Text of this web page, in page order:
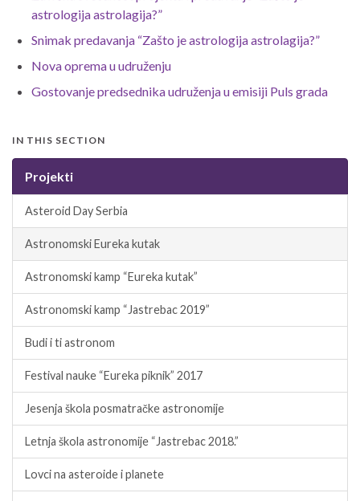
astrologija astrolagija?”
Snimak predavanja “Zašto je astrologija astrolagija?”
Nova oprema u udruženju
Gostovanje predsednika udruženja u emisiji Puls grada
IN THIS SECTION
Projekti
Asteroid Day Serbia
Astronomski Eureka kutak
Astronomski kamp “Eureka kutak”
Astronomski kamp “Jastrebac 2019”
Budi i ti astronom
Festival nauke “Eureka piknik” 2017
Jesenja škola posmatračke astronomije
Letnja škola astronomije “Jastrebac 2018.”
Lovci na asteroide i planete